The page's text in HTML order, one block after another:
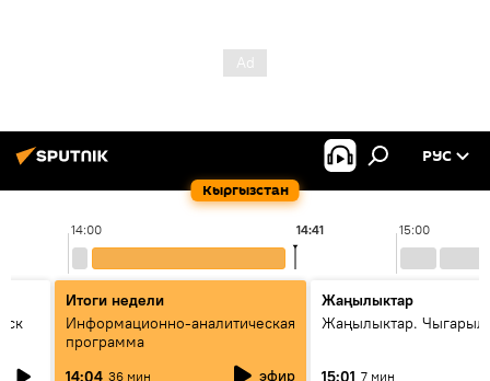
Кыргызстан
РУС
14:00 15:00
14:41
Итоги недели
Информационно-аналитическая
программа
14:04 36 мин эфир
Жаңылыктар
Жаңылыктар.
15:01 7 мин